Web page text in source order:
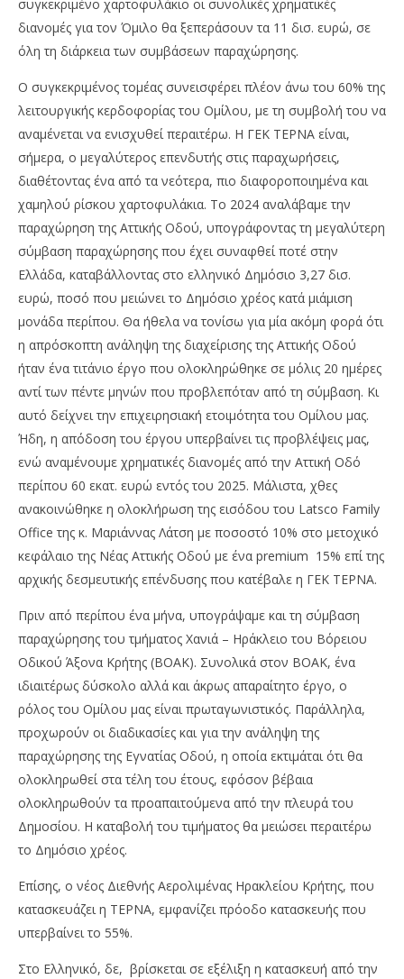
συγκεκριμένο χαρτοφυλάκιο οι συνολικές χρηματικές
διανομές για τον Όμιλο θα ξεπεράσουν τα 11 δισ. ευρώ, σε
όλη τη διάρκεια των συμβάσεων παραχώρησης.
Ο συγκεκριμένος τομέας συνεισφέρει πλέον άνω του 60% της
λειτουργικής κερδοφορίας του Ομίλου, με τη συμβολή του να
αναμένεται να ενισχυθεί περαιτέρω. Η ΓΕΚ ΤΕΡΝΑ είναι,
σήμερα, ο μεγαλύτερος επενδυτής στις παραχωρήσεις,
διαθέτοντας ένα από τα νεότερα, πιο διαφοροποιημένα και
χαμηλού ρίσκου χαρτοφυλάκια. Το 2024 αναλάβαμε την
παραχώρηση της Αττικής Οδού, υπογράφοντας τη μεγαλύτερη
σύμβαση παραχώρησης που έχει συναφθεί ποτέ στην
Ελλάδα, καταβάλλοντας στο ελληνικό Δημόσιο 3,27 δισ.
ευρώ, ποσό που μειώνει το Δημόσιο χρέος κατά μιάμιση
μονάδα περίπου. Θα ήθελα να τονίσω για μία ακόμη φορά ότι
η απρόσκοπτη ανάληψη της διαχείρισης της Αττικής Οδού
ήταν ένα τιτάνιο έργο που ολοκληρώθηκε σε μόλις 20 ημέρες
αντί των πέντε μηνών που προβλεπόταν από τη σύμβαση. Κι
αυτό δείχνει την επιχειρησιακή ετοιμότητα του Ομίλου μας.
Ήδη, η απόδοση του έργου υπερβαίνει τις προβλέψεις μας,
ενώ αναμένουμε χρηματικές διανομές από την Αττική Οδό
περίπου 60 εκατ. ευρώ εντός του 2025. Μάλιστα, χθες
ανακοινώθηκε η ολοκλήρωση της εισόδου του Latsco Family
Office της κ. Μαριάννας Λάτση με ποσοστό 10% στο μετοχικό
κεφάλαιο της Νέας Αττικής Οδού με ένα premium 15% επί της
αρχικής δεσμευτικής επένδυσης που κατέβαλε η ΓΕΚ ΤΕΡΝΑ.
Πριν από περίπου ένα μήνα, υπογράψαμε και τη σύμβαση
παραχώρησης του τμήματος Χανιά – Ηράκλειο του Βόρειου
Οδικού Άξονα Κρήτης (ΒΟΑΚ). Συνολικά στον ΒΟΑΚ, ένα
ιδιαιτέρως δύσκολο αλλά και άκρως απαραίτητο έργο, ο
ρόλος του Ομίλου μας είναι πρωταγωνιστικός. Παράλληλα,
προχωρούν οι διαδικασίες και για την ανάληψη της
παραχώρησης της Εγνατίας Οδού, η οποία εκτιμάται ότι θα
ολοκληρωθεί στα τέλη του έτους, εφόσον βέβαια
ολοκληρωθούν τα προαπαιτούμενα από την πλευρά του
Δημοσίου. Η καταβολή του τιμήματος θα μειώσει περαιτέρω
το Δημόσιο χρέος.
Επίσης, ο νέος Διεθνής Αερολιμένας Ηρακλείου Κρήτης, που
κατασκευάζει η ΤΕΡΝΑ, εμφανίζει πρόοδο κατασκευής που
υπερβαίνει το 55%.
Στο Ελληνικό, δε, βρίσκεται σε εξέλιξη η κατασκευή από την